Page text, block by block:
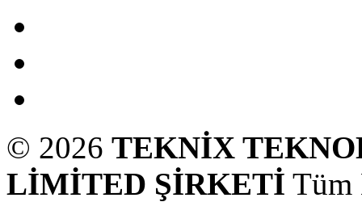
© 2026 TEKNİX
LİMİTED ŞİRKETİ Tüm